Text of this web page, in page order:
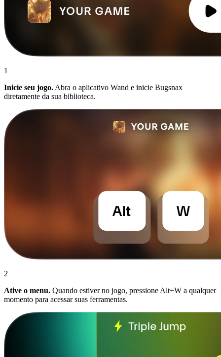
1
Inicie seu jogo. Abra o aplicativo Wand e inicie Bugsnax
diretamente da sua biblioteca.
2
Ative o menu. Quando estiver no jogo, pressione Alt+W a qualquer
momento para acessar suas ferramentas.